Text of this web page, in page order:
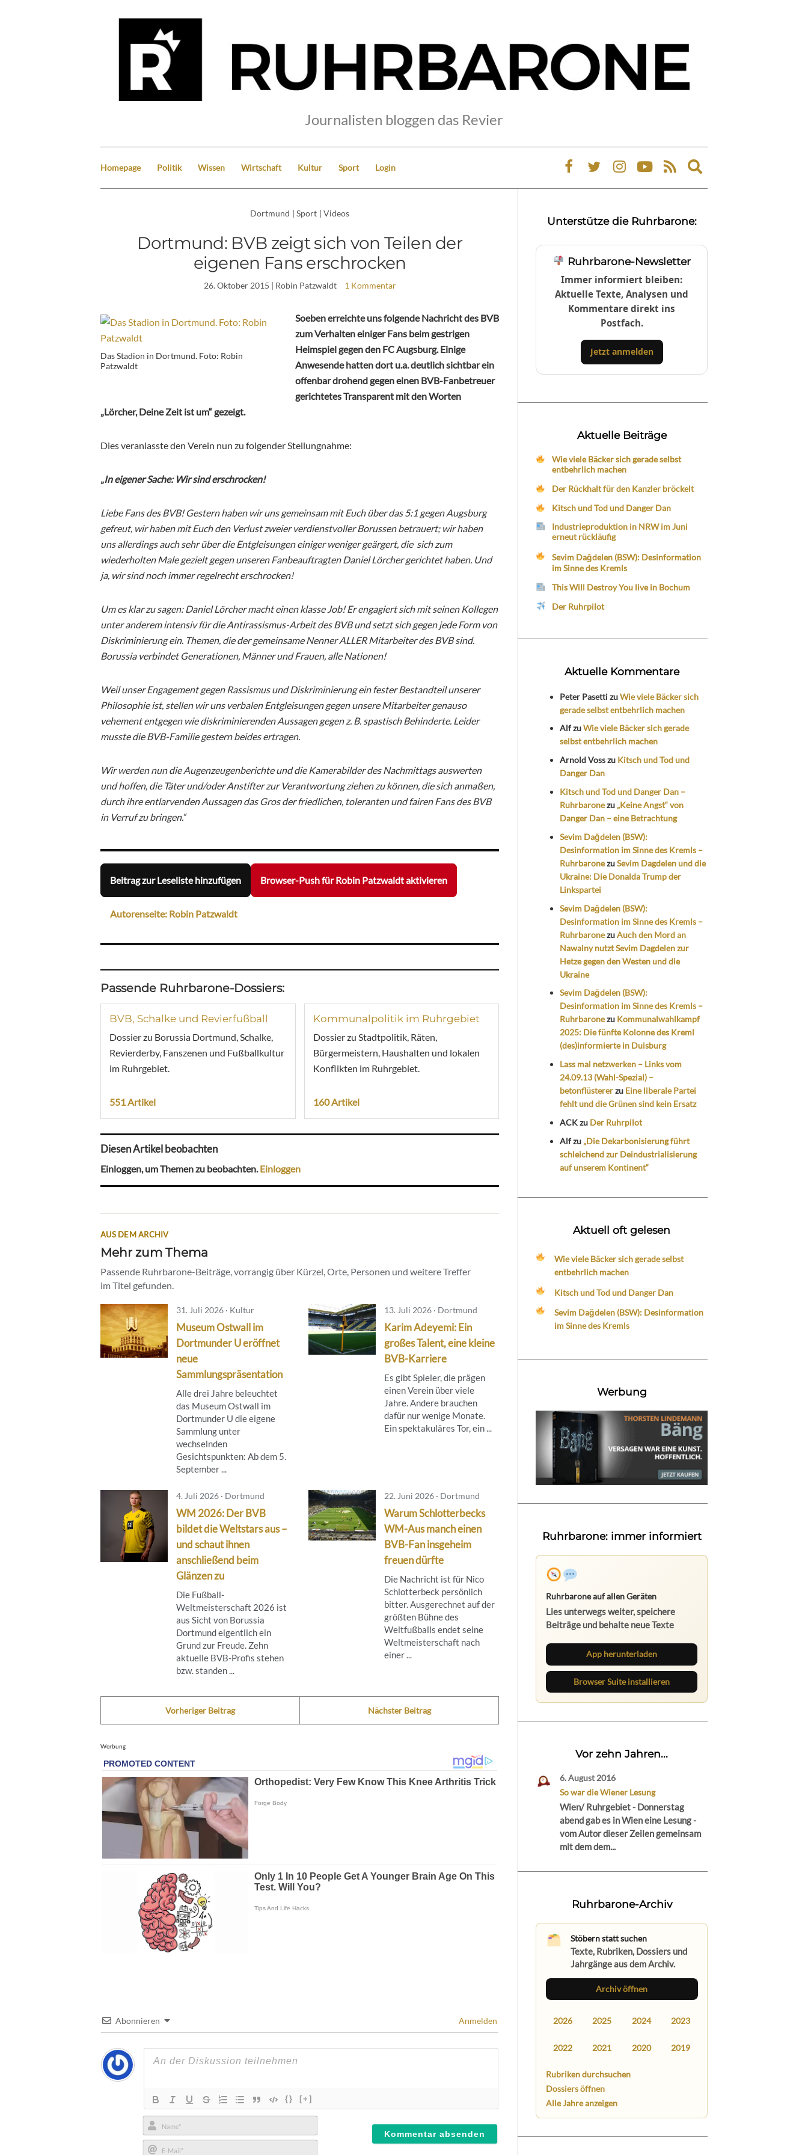
Journalisten bloggen das Revier
Homepage Politik Wissen Wirtschaft Kultur Sport Login
Expand
search
Dortmund | Sport | Videos
Dortmund: BVB zeigt sich von Teilen der
eigenen Fans erschrocken
26. Oktober 2015 | Robin Patzwaldt 1 Kommentar
Das Stadion in Dortmund. Foto: Robin
Patzwaldt
Soeben erreichte uns folgende Nachricht des BVB
zum Verhalten einiger Fans beim gestrigen
Heimspiel gegen den FC Augsburg. Einige
Anwesende hatten dort u.a. deutlich sichtbar ein
offenbar drohend gegen einen BVB-Fanbetreuer
gerichtetes Transparent mit den Worten
„Lörcher, Deine Zeit ist um“ gezeigt.
Dies veranlasste den Verein nun zu folgender Stellungnahme:
„In eigener Sache: Wir sind erschrocken!
Liebe Fans des BVB! Gestern haben wir uns gemeinsam mit Euch über das 5:1 gegen Augsburg
gefreut, wir haben mit Euch den Verlust zweier verdienstvoller Borussen betrauert; wir haben
uns allerdings auch sehr über die Entgleisungen einiger weniger geärgert, die sich zum
wiederholten Male gezielt gegen unseren Fanbeauftragten Daniel Lörcher gerichtet haben. Und
ja, wir sind noch immer regelrecht erschrocken!
Um es klar zu sagen: Daniel Lörcher macht einen klasse Job! Er engagiert sich mit seinen Kollegen
unter anderem intensiv für die Antirassismus-Arbeit des BVB und setzt sich gegen jede Form von
Diskriminierung ein. Themen, die der gemeinsame Nenner ALLER Mitarbeiter des BVB sind.
Borussia verbindet Generationen, Männer und Frauen, alle Nationen!
Weil unser Engagement gegen Rassismus und Diskriminierung ein fester Bestandteil unserer
Philosophie ist, stellen wir uns verbalen Entgleisungen gegen unsere Mitarbeiter genauso
vehement entgegen wie diskriminierenden Aussagen gegen z. B. spastisch Behinderte. Leider
musste die BVB-Familie gestern beides ertragen.
Wir werden nun die Augenzeugenberichte und die Kamerabilder des Nachmittags auswerten
und hoffen, die Täter und/oder Anstifter zur Verantwortung ziehen zu können, die sich anmaßen,
durch ihre entlarvenden Aussagen das Gros der friedlichen, toleranten und fairen Fans des BVB
in Verruf zu bringen.“
Beitrag zur Leseliste hinzufügen Browser-Push für Robin Patzwaldt aktivieren
Autorenseite: Robin Patzwaldt
Passende Ruhrbarone-Dossiers:
BVB, Schalke und Revierfußball
Dossier zu Borussia Dortmund, Schalke,
Revierderby, Fanszenen und Fußballkultur
im Ruhrgebiet.
551 Artikel
Kommunalpolitik im Ruhrgebiet
Dossier zu Stadtpolitik, Räten,
Bürgermeistern, Haushalten und lokalen
Konflikten im Ruhrgebiet.
160 Artikel
Diesen Artikel beobachten
Einloggen, um Themen zu beobachten.Einloggen
AUS DEM ARCHIV
Mehr zum Thema
Passende Ruhrbarone-Beiträge, vorrangig über Kürzel, Orte, Personen und weitere Treffer
im Titel gefunden.
31. Juli 2026 · Kultur
Museum Ostwall im
Dortmunder U eröffnet
neue
Sammlungspräsentation
Alle drei Jahre beleuchtet
das Museum Ostwall im
Dortmunder U die eigene
Sammlung unter
wechselnden
Gesichtspunkten: Ab dem 5.
September ...
13. Juli 2026 · Dortmund
Karim Adeyemi: Ein
großes Talent, eine kleine
BVB-Karriere
Es gibt Spieler, die prägen
einen Verein über viele
Jahre. Andere brauchen
dafür nur wenige Monate.
Ein spektakuläres Tor, ein ...
4. Juli 2026 · Dortmund
WM 2026: Der BVB
bildet die Weltstars aus –
und schaut ihnen
anschließend beim
Glänzen zu
Die Fußball-
Weltmeisterschaft 2026 ist
aus Sicht von Borussia
Dortmund eigentlich ein
Grund zur Freude. Zehn
aktuelle BVB-Profis stehen
bzw. standen ...
22. Juni 2026 · Dortmund
Warum Schlotterbecks
WM-Aus manch einen
BVB-Fan insgeheim
freuen dürfte
Die Nachricht ist für Nico
Schlotterbeck persönlich
bitter. Ausgerechnet auf der
größten Bühne des
Weltfußballs endet seine
Weltmeisterschaft nach
einer ...
Vorheriger Beitrag Nächster Beitrag
Werbung
Abonnieren Anmelden
{} [+]
Name*
Unterstütze die Ruhrbarone:
Ruhrbarone-Newsletter
Immer informiert bleiben:
Aktuelle Texte, Analysen und
Kommentare direkt ins
Postfach.
Jetzt anmelden
Aktuelle Beiträge
Wie viele Bäcker sich gerade selbst
entbehrlich machen
Der Rückhalt für den Kanzler bröckelt
Kitsch und Tod und Danger Dan
Industrieproduktion in NRW im Juni
erneut rückläufig
Sevim Dağdelen (BSW): Desinformation
im Sinne des Kremls
This Will Destroy You live in Bochum
Der Ruhrpilot
Aktuelle Kommentare
Peter PasettizuWie viele Bäcker sich
gerade selbst entbehrlich machen
AlfzuWie viele Bäcker sich gerade
selbst entbehrlich machen
Arnold Vosszu Kitsch und Tod und
Danger Dan
Kitsch und Tod und Danger Dan –
Ruhrbaronezu „Keine Angst“ von
Danger Dan – eine Betrachtung
Sevim Dağdelen (BSW):
Desinformation im Sinne des Kremls –
RuhrbaronezuSevim Dagdelen und die
Ukraine: Die Donalda Trump der
Linkspartei
Sevim Dağdelen (BSW):
Desinformation im Sinne des Kremls –
RuhrbaronezuAuch den Mord an
Nawalny nutzt Sevim Dagdelen zur
Hetze gegen den Westen und die
Ukraine
Sevim Dağdelen (BSW):
Desinformation im Sinne des Kremls –
Ruhrbaronezu Kommunalwahlkampf
2025: Die fünfte Kolonne des Kreml
(des)informierte in Duisburg
Lass mal netzwerken – Links vom
24.09.13 (Wahl-Spezial) –
betonflüstererzu Eine liberale Partei
fehlt und die Grünen sind kein Ersatz
ACKzu Der Ruhrpilot
Alfzu „Die Dekarbonisierung führt
schleichend zur Deindustrialisierung
auf unserem Kontinent“
Aktuell oft gelesen
Wie viele Bäcker sich gerade selbst
entbehrlich machen
Kitsch und Tod und Danger Dan
Sevim Dağdelen (BSW): Desinformation
im Sinne des Kremls
Werbung
Ruhrbarone: immer informiert
Ruhrbarone auf allen Geräten
Lies unterwegs weiter, speichere
Beiträge und behalte neue Texte
App herunterladen
Browser Suite installieren
Vor zehn Jahren...
6. August 2016
So war die Wiener Lesung
Wien/ Ruhrgebiet - Donnerstag
abend gab es in Wien eine Lesung -
vom Autor dieser Zeilen gemeinsam
mit dem dem...
Ruhrbarone-Archiv
Stöbern statt suchen
Texte, Rubriken, Dossiers und
Jahrgänge aus dem Archiv.
Archiv öffnen
2026 2025 2024 2023
2022 2021 2020 2019
Rubriken durchsuchen
Dossiers öffnen
Alle Jahre anzeigen